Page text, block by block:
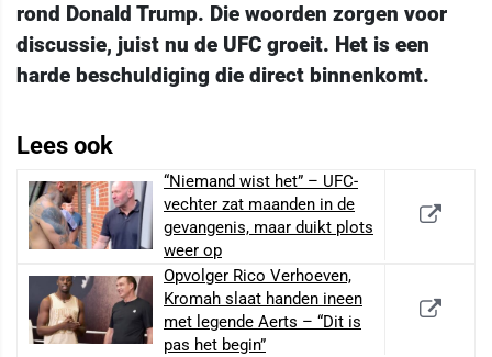
rond Donald Trump. Die woorden zorgen voor
discussie, juist nu de UFC groeit. Het is een
harde beschuldiging die direct binnenkomt.
Lees ook
“Niemand wist het” – UFC-
vechter zat maanden in de
gevangenis, maar duikt plots
weer op
Opvolger Rico Verhoeven,
Kromah slaat handen ineen
met legende Aerts – “Dit is
pas het begin”